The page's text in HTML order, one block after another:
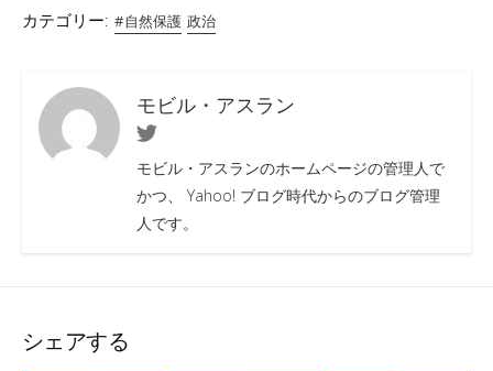
カテゴリー: #自然保護 政治
モビル・アスラン
Twitter
モビル・アスランのホームページの管理人で
かつ、 Yahoo! ブログ時代からのブログ管理
人です。
シェアする